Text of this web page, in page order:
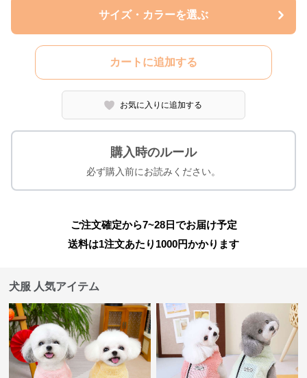
サイズ・カラーを選ぶ
カートに追加する
お気に入りに追加する
購入時のルール
必ず購入前にお読みください。
ご注文確定から7~28日でお届け予定
送料は1注文あたり 1000円かかります
犬服 人気アイテム